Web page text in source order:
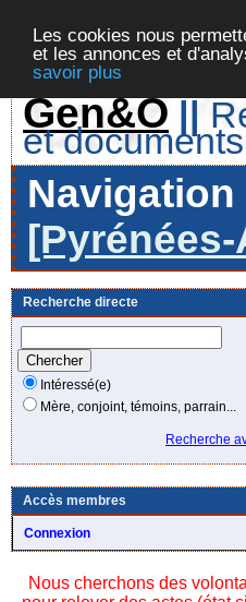
Les cookies nous
et les annonces et
savoir plus
Gen&O ||
et
Navigation
Recherche directe
Intéressé(e)
Mère, conjoint, témoins, parrain...
Recherche
Accès membres
Connexion
Nous cherchons des